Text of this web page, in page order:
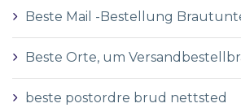
Beste Mail -Bestellung
Beste Orte, um
beste postordre brud nettsted